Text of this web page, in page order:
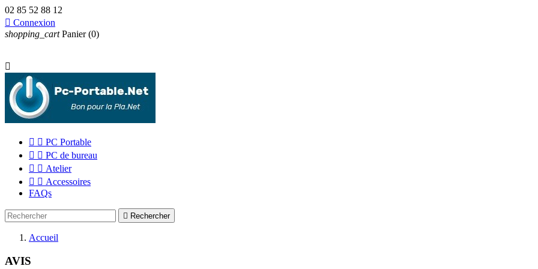
02 85 52 88 12
 Connexion
shopping_cart Panier (0)

  PC Portable
  PC de bureau
  Atelier
  Accessoires
FAQs
 Rechercher
Accueil
AVIS